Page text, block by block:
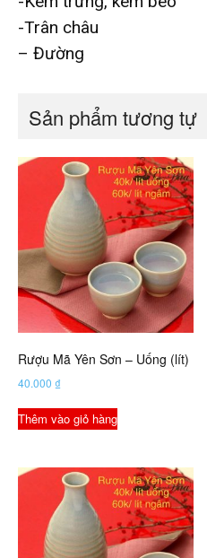
-Trân châu
– Đường
Sản phẩm tương tự
Rượu Mã Yên Sơn – Uống (lít)
40.000 ₫
Thêm vào giỏ hàng